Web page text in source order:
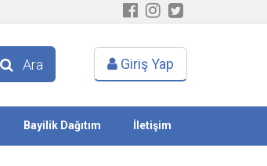
Ara Giriş Yap
Bayilik Dağıtım İletişim